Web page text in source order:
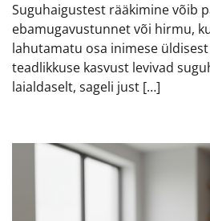
Suguhaigustest rääkimine võib
ebamugavustunnet või hirmu,
lahutamatu osa inimese
teadlikkuse kasvust levivad
laialdaselt, sageli just […]